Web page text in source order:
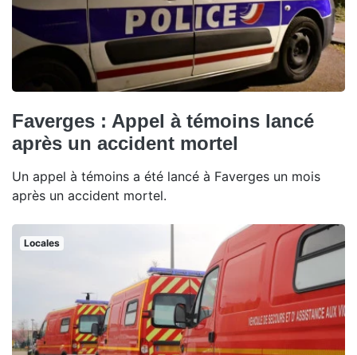
Faverges : Appel à témoins lancé
après un accident mortel
Un appel à témoins a été lancé à Faverges un mois
après un accident mortel.
Locales